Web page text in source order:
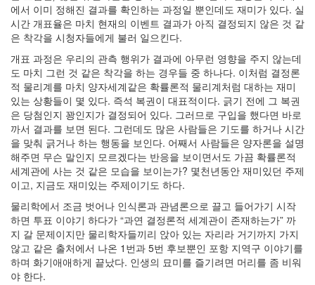
에서 이미 정해진 결과를 확인하는 과정일 뿐인데도 재미가 있다. 실
시간 개표율은 마치 현재의 이벤트 결과가 아직 결정되지 않은 것 같
은 착각을 시청자들에게 불러 일으킨다.
개표 과정은 우리의 관측 행위가 결과에 아무런 영향을 주지 않는데
도 마치 그런 것 같은 착각을 하는 경우들 중 하나다. 이처럼 결정론
적 물리계를 마치 양자세계같은 확률론적 물리계처럼 대하는 재미
있는 상황들이 몇 있다. 즉석 복권이 대표적이다. 긁기 전에 그 복권
은 당첨인지 꽝인지가 결정되어 있다. 그러므로 구입을 했다면 바로
까서 결과를 보면 된다. 그런데도 많은 사람들은 기도를 하거나 시간
을 맞춰 긁거나 하는 행동을 보인다. 어째서 사람들은 양자론을 설명
해주면 무슨 말인지 모르겠다는 반응을 보이면서도 가끔 확률론적
세계관에 사는 것 같은 모습을 보이는가? 몇천년동안 재미있던 주제
이고, 지금도 재미있는 주제이기도 하다.
물리학에서 조금 벗어나 인식론과 관념론으로 끌고 들어가기 시작
하면 투표 이야기 하다가 “과연 결정론적 세계관이 존재하는가” 까
지 갈 문제이지만 물리학자들끼리 앉아 있는 자리라 거기까지 가지
않고 같은 출처에서 나온 1번과 5번 후보뿐인 포항 지역구 이야기를
하며 화기애애하게 끝났다. 인생의 묘미를 즐기려면 머리를 좀 비워
야 한다.
인
터
페
이...
playground
2.0
일
상
적
인
사
기
나
무
Steve
Jobs,
1955~2011
구
글
플